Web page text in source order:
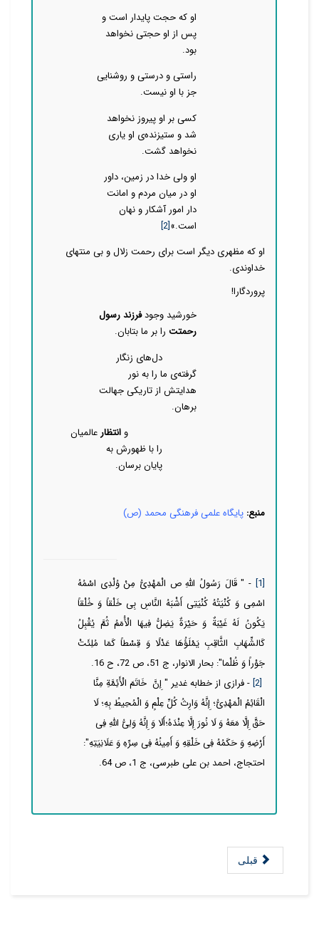
او که حجت پایدار است و
پس از او حجتی نخواهد
بود.
راستی و درستی و روشنایی
جز با او نیست.
کسی بر او پیروز نخواهد
شد و ستیزنده‌ی او یاری
نخواهد گشت.
او ولی خدا در زمین، داور
او در میان مردم و امانت
دار امور آشکار و نهان
است.»[2]
او که مظهری دیگر است برای رحمت زلال و بی منتهای
خداوندی.
پروردگارا!
خورشید وجودفرزندرسول
رحمتت را بر ما بتابان.
دل‌های زنگار
گرفته‌ی ما را به نور
هدایتش از تاریکی جهالت
برهان.
و انتظار عالمیان
را با ظهورش به
پایان برسان.
منبع:پایگاه علمی فرهنگی محمد (ص)
[1] - " قَالَ رَسُولُ اللَّهِ ص‏ الْمَهْدِیُّ مِنْ وُلْدِی اسْمُهُ‏
اسْمِی‏ وَ كُنْیَتُهُ كُنْیَتِی أَشْبَهُ النَّاسِ بِی خَلْقاً وَ خُلْقاً
یَكُونُ لَهُ غَیْبَةٌ وَ حَیْرَةٌ یَضِلُّ فِیهَا الْأُمَمُ ثُمَّ یُقْبِلُ
كَالشِّهَابِ الثَّاقِبِ یَمْلَؤُهَا عَدْلًا وَ قِسْطاً كَمَا مُلِئَتْ
جَوْراً وَ ظُلْما": بحار الانوار، ج 51، ص 72، ح 16.
[2]- فرازی از خطابه غدیر "إِنَّ خَاتَمَ الْأَئِمَّةِ مِنَّا
الْقَائِمُ الْمَهْدِیُّ؛ إِنَّهُ وَارِثُ كُلِّ عِلْمٍ وَ الْمُحِیطُ بِهِ؛ لَا
حَقَّ إِلَّا مَعَهُ وَ لَا نُورَ إِلَّا عِنْدَهُ؛أَلَا وَ إِنَّهُ وَلِیُّ اللَّهِ فِی
أَرْضِهِ وَ حَكَمُهُ فِی خَلْقِهِ وَ أَمِینُهُ فِی سِرِّهِ وَ عَلَانِیَتِهِ":
احتجاج، احمد بن علی طبرسی، ج 1، ص 64.
قبلی